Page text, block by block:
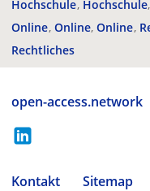
Hochschule Hochschule
Online Online Online
Rechtliches
open-access.network
Kontakt Sitemap